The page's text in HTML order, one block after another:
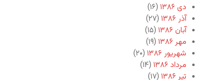
دی ۱۳۸۶
(۱۶)
آذر ۱۳۸۶
(۲۷)
آبان ۱۳۸۶
(۱۵)
مهر ۱۳۸۶
(۱۹)
شهریور ۱۳۸۶
(۲۰)
مرداد ۱۳۸۶
(۱۴)
تیر ۱۳۸۶
(۱۷)